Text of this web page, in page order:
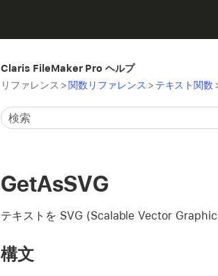
Claris FileMaker Pro ヘルプ
リファレンス >関数リファレンス > テキスト関数
GetAsSVG
テキストを SVG (Scalable Vector
構文